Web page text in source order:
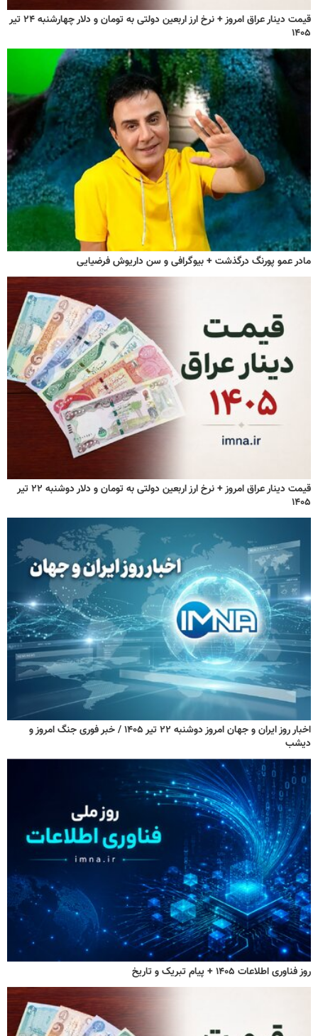
قیمت دینار عراق امروز + نرخ ارز اربعین دولتی به تومان و دلار چهارشنبه ۲۴ تیر
۱۴۰۵
مادر عمو پورنگ درگذشت + بیوگرافی و سن داریوش فرضیایی
قیمت دینار عراق امروز + نرخ ارز اربعین دولتی به تومان و دلار دوشنبه ۲۲ تیر
۱۴۰۵
اخبار روز ایران و جهان امروز دوشنبه ۲۲ تیر ۱۴۰۵ / خبر فوری جنگ امروز و
دیشب
روز فناوری اطلاعات ۱۴۰۵ + پیام تبریک و تاریخ